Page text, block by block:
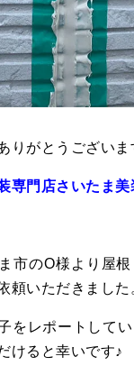
りがとうございま
専門店さいたま美
市のO様より屋
頼いただきました
をレポートして
けると幸いです♪